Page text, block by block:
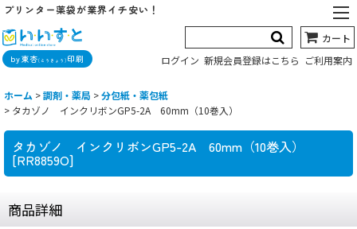
プリンター薬袋が業界イチ安い！
by東杏(とうきょう) 印刷
カート
ログイン 新規会員登録はこちら ご利用案内
ホーム >調剤・薬局 >分包紙・薬包紙
> タカゾノ インクリボンGP5-2A 60mm（10巻入）
タカゾノ インクリボンGP5-2A 60mm（10巻入）
[RR8859O]
商品詳細